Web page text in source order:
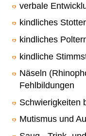
verbale
kindliches
kindliches
kindliche
Näseln
Fehlbildungen
Schwierigkeiten
Mutismus und